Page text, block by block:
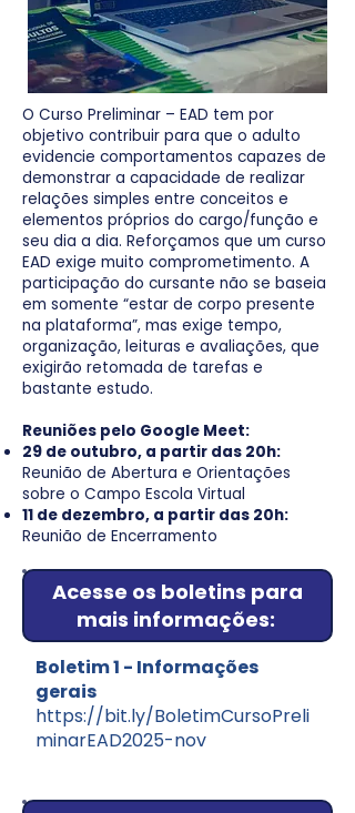
O Curso Preliminar – EAD tem por
objetivo contribuir para que o adulto
evidencie comportamentos capazes de
demonstrar a capacidade de realizar
relações simples entre conceitos e
elementos próprios do cargo/função e
seu dia a dia. Reforçamos que um curso
EAD exige muito comprometimento. A
participação do cursante não se baseia
em somente “estar de corpo presente
na plataforma”, mas exige tempo,
organização, leituras e avaliações, que
exigirão retomada de tarefas e
bastante estudo.
Reuniões pelo Google Meet:
29 de outubro, a partir das 20h:
Reunião de Abertura e Orientações
sobre o Campo Escola Virtual
11 de dezembro, a partir das 20h:
Reunião de Encerramento
Acesse os boletins para
mais informações:
Boletim 1 - Informações
gerais
https://bit.ly/BoletimCursoPreli
minarEAD2025-nov